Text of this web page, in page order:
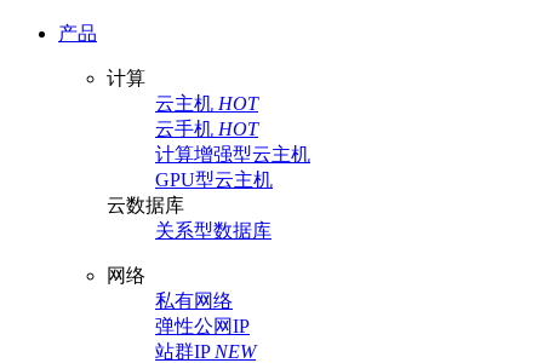
产品
计算
云主机 HOT
云手机 HOT
计算增强型云主机
GPU型云主机
云数据库
关系型数据库
网络
私有网络
弹性公网IP
站群IP NEW